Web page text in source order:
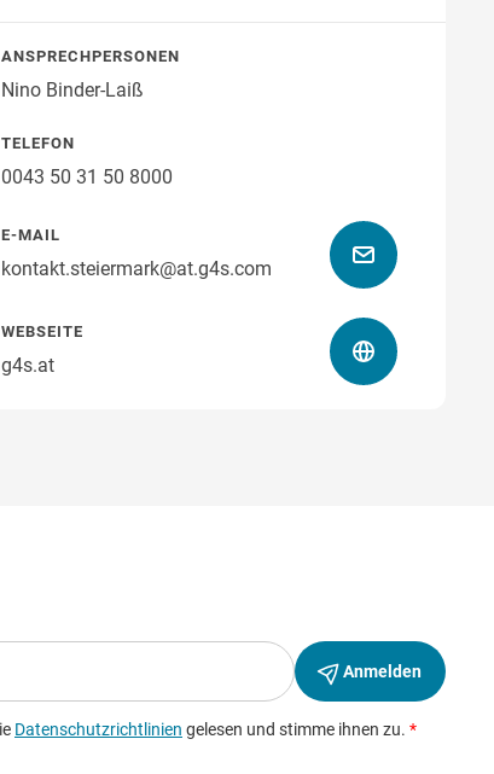
ANSPRECHPERSONEN
Nino Binder-Laiß
TELEFON
0043 50 31 50 8000
E-MAIL
kontakt.steiermark@at.g4s.com
WEBSEITE
g4s.at